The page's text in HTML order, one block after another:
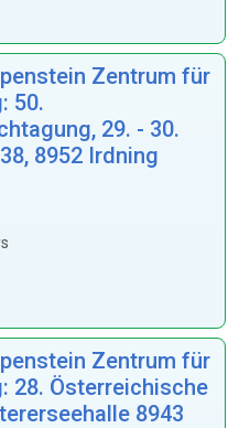
Zentrum für
50.
29. - 30.
8952 Irdning
Zentrum für
28. Österreichische
8943